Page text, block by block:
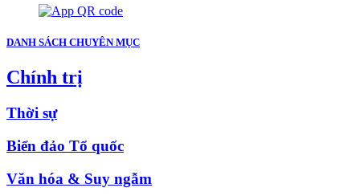
DANH SÁCH CHUYÊN MỤC
Chính trị
Thời sự
Biển đảo Tổ quốc
Văn hóa & Suy ngẫm